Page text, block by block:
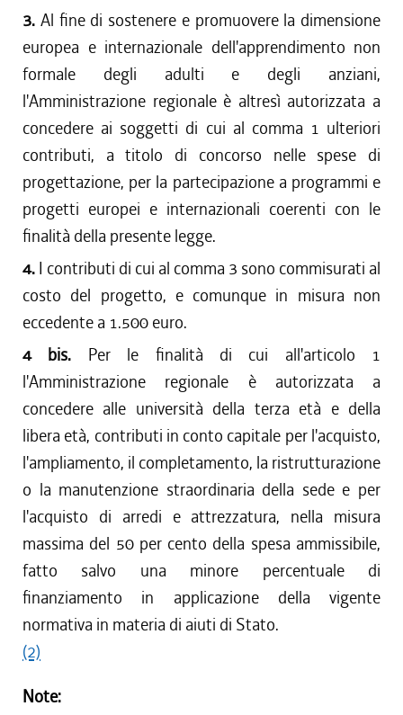
3. Al fine di sostenere e promuovere la dimensione
europea e internazionale dell'apprendimento non
formale degli adulti e degli anziani,
l'Amministrazione regionale è altresì autorizzata a
concedere ai soggetti di cui al comma 1 ulteriori
contributi, a titolo di concorso nelle spese di
progettazione, per la partecipazione a programmi e
progetti europei e internazionali coerenti con le
finalità della presente legge.
4. I contributi di cui al comma 3 sono commisurati al
costo del progetto, e comunque in misura non
eccedente a 1.500 euro.
4 bis. Per le finalità di cui all'articolo 1
l'Amministrazione regionale è autorizzata a
concedere alle università della terza età e della
libera età, contributi in conto capitale per l'acquisto,
l'ampliamento, il completamento, la ristrutturazione
o la manutenzione straordinaria della sede e per
l'acquisto di arredi e attrezzatura, nella misura
massima del 50 per cento della spesa ammissibile,
fatto salvo una minore percentuale di
finanziamento in applicazione della vigente
normativa in materia di aiuti di Stato.
(2)
Note: